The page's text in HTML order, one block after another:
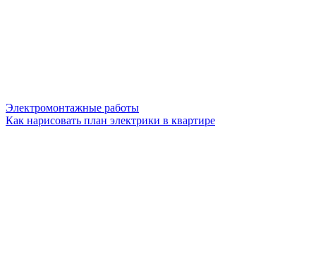
Электромонтажные работы
Как нарисовать план электрики в квартире